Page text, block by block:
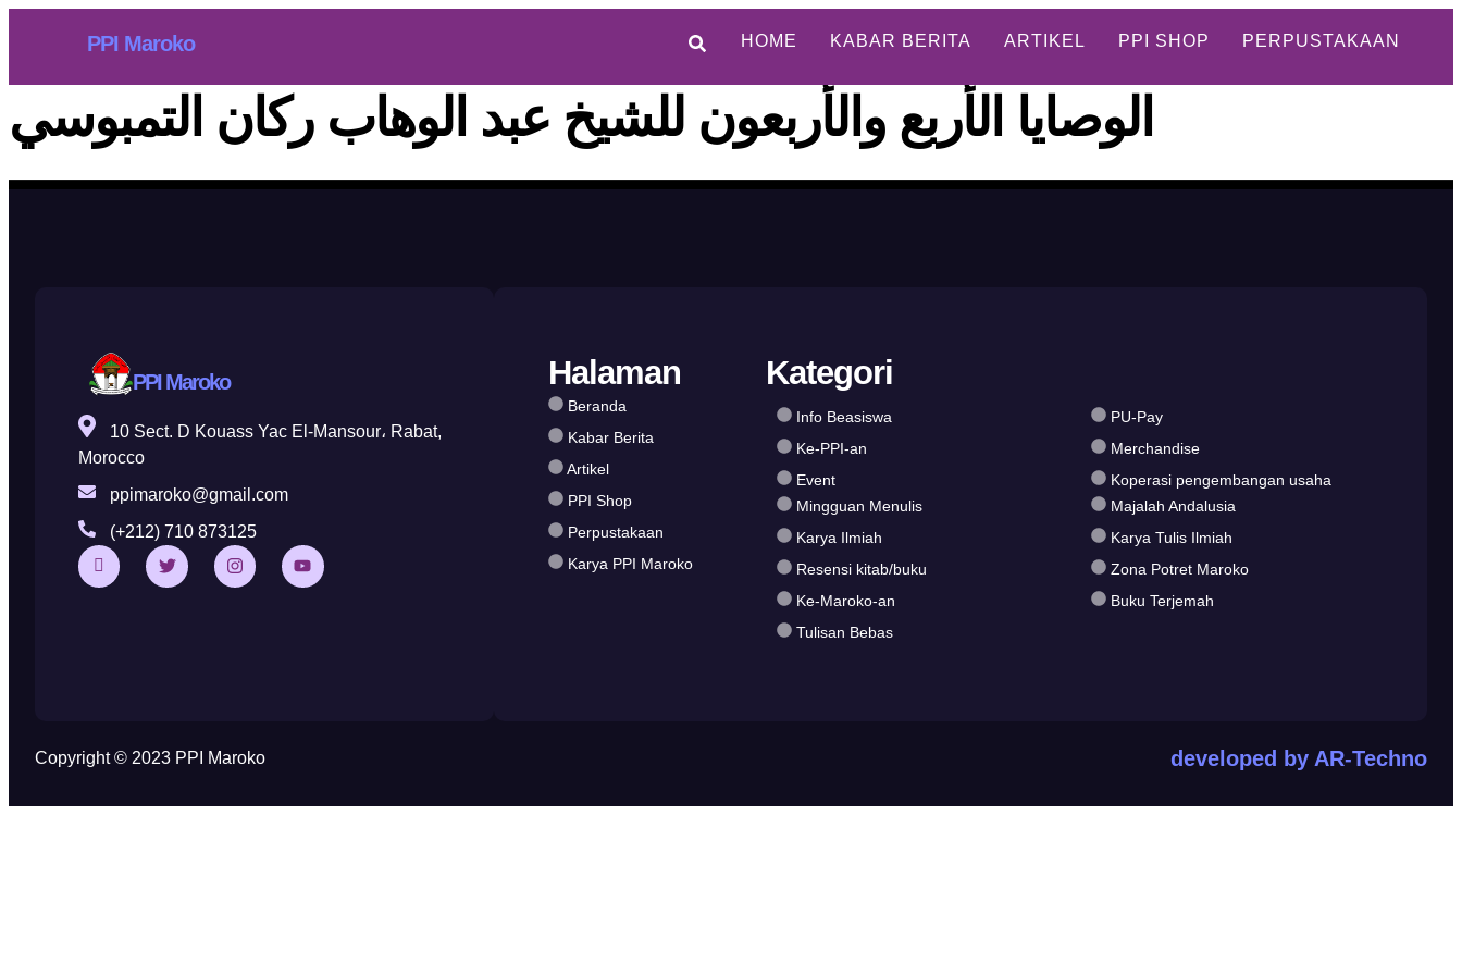
PPI Maroko HOME KABAR BERITA ARTIKEL PPI SHOP PERPUSTAKAAN
الوصايا الأربع والأربعون للشيخ عبد الوهاب ركان التمبوسي
PPI Maroko
10 Sect. D Kouass Yac El-Mansour، Rabat,
Morocco
ppimaroko@gmail.com
(+212) 710 873125
Halaman
Beranda
Kabar Berita
Artikel
PPI Shop
Perpustakaan
Karya PPI Maroko
Kategori
Info Beasiswa
Ke-PPI-an
Event
Mingguan Menulis
Karya Ilmiah
Resensi kitab/buku
Ke-Maroko-an
Tulisan Bebas
PU-Pay
Merchandise
Koperasi pengembangan usaha
Majalah Andalusia
Karya Tulis Ilmiah
Zona Potret Maroko
Buku Terjemah
Copyright © 2023 PPI Maroko developed by AR-Techno